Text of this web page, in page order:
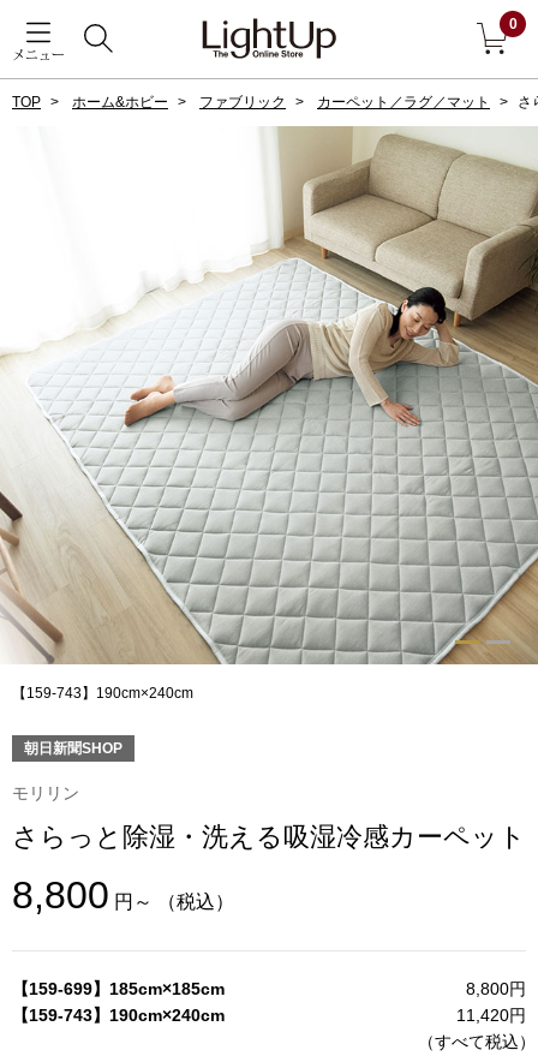
メニュー
0
すべて見る
ダーウェア
戻る
アウター
ジャケット
コート
ブルゾン
その他
トップス
Tシャツ／カッ
その他
TOP ホーム&ホビー ファブリック カーペット／ラグ／マット さ
【159‐743】190cm×240cm
朝日新聞SHOP
モリリン
さらっと除湿・洗える吸湿冷感カーペット
8,800 円～ （税込）
【159-699】185cm×185cm
8,800円
【159-743】190cm×240cm
11,420円
（すべて税込）